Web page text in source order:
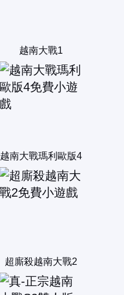
越南大戰1
越南大戰瑪利歐版4
超廝殺越南大戰2